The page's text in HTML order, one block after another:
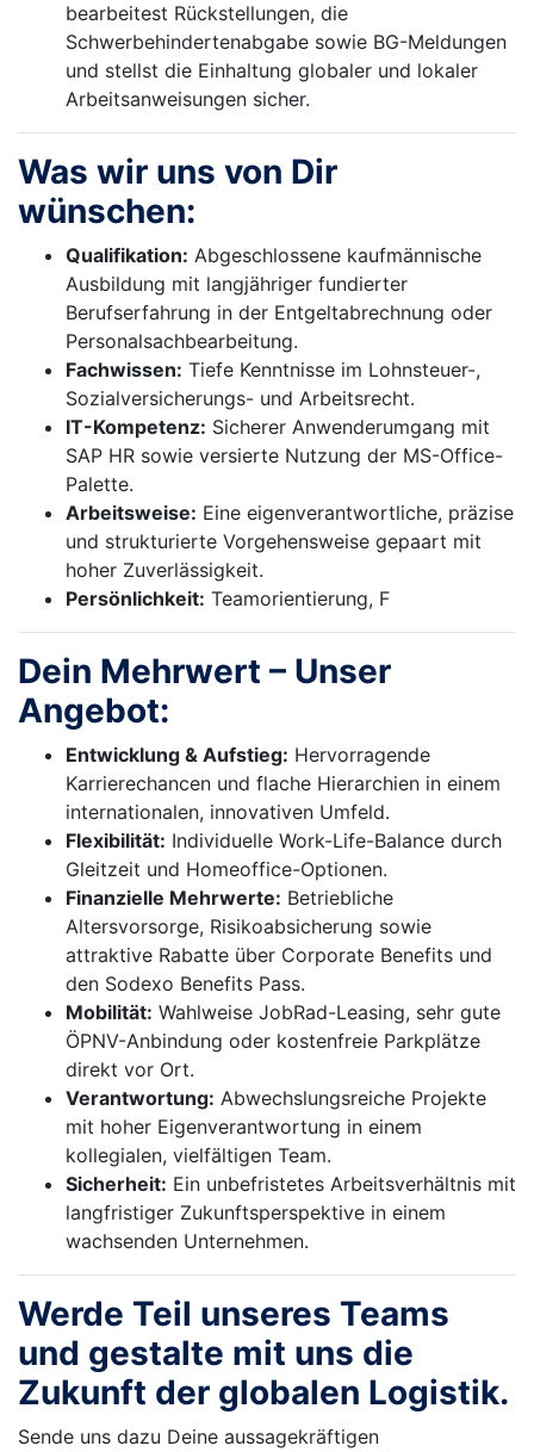
bearbeitest Rückstellungen, die
Schwerbehindertenabgabe sowie BG-Meldungen
und stellst die Einhaltung globaler und lokaler
Arbeitsanweisungen sicher.
Was wir uns von Dir
wünschen:
Qualifikation: Abgeschlossene kaufmännische
Ausbildung mit langjähriger fundierter
Berufserfahrung in der Entgeltabrechnung oder
Personalsachbearbeitung.
Fachwissen: Tiefe Kenntnisse im Lohnsteuer-,
Sozialversicherungs- und Arbeitsrecht.
IT-Kompetenz: Sicherer Anwenderumgang mit
SAP HR sowie versierte Nutzung der MS-Office-
Palette.
Arbeitsweise: Eine eigenverantwortliche, präzise
und strukturierte Vorgehensweise gepaart mit
hoher Zuverlässigkeit.
Persönlichkeit: Teamorientierung, F
Dein Mehrwert – Unser
Angebot:
Entwicklung & Aufstieg: Hervorragende
Karrierechancen und flache Hierarchien in einem
internationalen, innovativen Umfeld.
Flexibilität: Individuelle Work-Life-Balance durch
Gleitzeit und Homeoffice-Optionen.
Finanzielle Mehrwerte: Betriebliche
Altersvorsorge, Risikoabsicherung sowie
attraktive Rabatte über Corporate Benefits und
den Sodexo Benefits Pass.
Mobilität: Wahlweise JobRad-Leasing, sehr gute
ÖPNV-Anbindung oder kostenfreie Parkplätze
direkt vor Ort.
Verantwortung: Abwechslungsreiche Projekte
mit hoher Eigenverantwortung in einem
kollegialen, vielfältigen Team.
Sicherheit: Ein unbefristetes Arbeitsverhältnis mit
langfristiger Zukunftsperspektive in einem
wachsenden Unternehmen.
Werde Teil unseres Teams
und gestalte mit uns die
Zukunft der globalen Logistik.
Sende uns dazu Deine aussagekräftigen